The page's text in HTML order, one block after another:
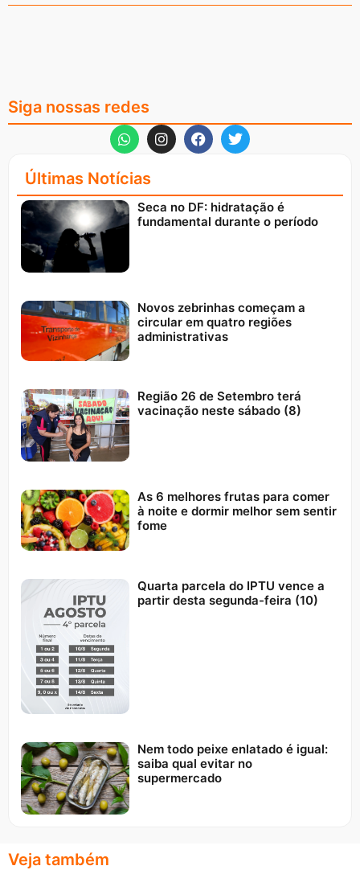
Siga nossas redes
Últimas Notícias
Seca no DF: hidratação é
fundamental durante o período
Novos zebrinhas começam a
circular em quatro regiões
administrativas
Região 26 de Setembro terá
vacinação neste sábado (8)
As 6 melhores frutas para comer
à noite e dormir melhor sem sentir
fome
Quarta parcela do IPTU vence a
partir desta segunda-feira (10)
Nem todo peixe enlatado é igual:
saiba qual evitar no
supermercado
Veja também